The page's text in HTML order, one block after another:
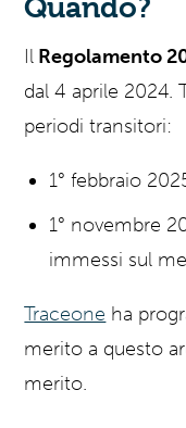
Quando?
Il Regolamento
dal 4 aprile 2024.
periodi transitori:
1° febbraio
1° novembre
immessi sul
Traceone ha
merito a questo
merito.